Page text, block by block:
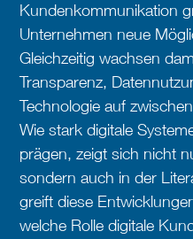
Kundenkommunikation
Unternehmen neue
Gleichzeitig wachsen
Transparenz,
Technologie auf
Wie stark digitale
prägen, zeigt sich nicht
sondern auch in der
greift diese
welche Rolle digitale